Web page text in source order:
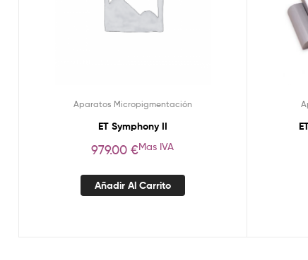
Aparatos Micropigmentación
ET Symphony II
979.00€Mas IVA
Añadir Al Carrito